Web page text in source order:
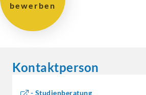
bewerben
Kontaktperson
- Studienberatung